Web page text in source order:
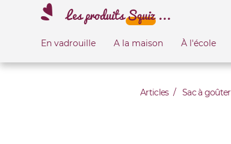
Les produitsSquiz...
En vadrouille A la maison À l'école
Articles Sac à goûter